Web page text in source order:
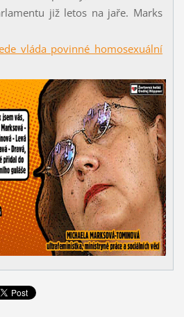
již letos na jaře. Marks
vláda povinné homosexuální